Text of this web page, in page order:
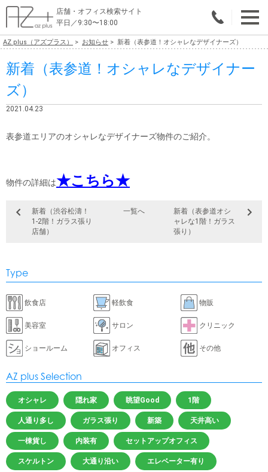
店舗・オフィス検索サイト
平日／9:30〜18:00
物件総合検索
エリアで探す
こだわりで探す
店舗・オフィス物件を探す
テナントビルオーナー様へ
AZ plus（アズプラス） お知らせ 新着（表参道！オシャレなデザイナーズ）
新着（表参道！オシャレなデザイナー
ズ）
2021.04.23
表参道エリアのオシャレなデザイナーズ物件のご紹介。
物件の詳細は★こちら★
新着（渋谷松濤！
1-2階！ガラス張り
店舗）
一覧へ
新着（表参道オシ
ャレな1階！ガラス
張り）
Type
飲食店 軽飲食 物販
美容室 サロン クリニック
ショールーム オフィス その他
AZ plus Selection
オシャレ 隠れ家 眺望Good 1階
人通り多し ガラス張り 新築 天井高い
一棟貨し 内装有 セットアップオフィス
スケルトン 大通り沿い エレベーター有り